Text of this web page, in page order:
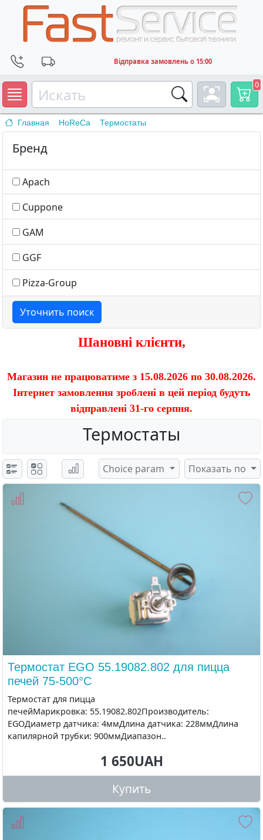
Відправка замовлень о 15:00
0
Главная HoReCa Термостаты
Бренд
Apach
Cuppone
GAM
GGF
Pizza-Group
Уточнить поиск
Шановні клієнти,
Магазин не працюватиме з 15.08.2026 по 30.08.2026.
Інтернет замовлення зроблені в цей період будуть
відправлені 31-го серпня.
Термостаты
Choice param Показать по
Термостат EGO 55.19082.802 для пицца
печей 75-500°С
Термостат для пицца
печейМарикровка: 55.19082.802Производитель:
EGOДиаметр датчика: 4ммДлина датчика: 228ммДлина
капилярной трубки: 900ммДиапазон..
1 650UAH
Купить